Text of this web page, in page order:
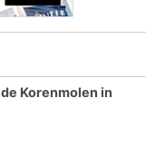
Korenmolen in